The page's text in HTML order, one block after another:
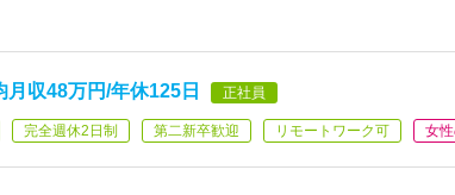
収48万円/年休125日 正社員
完全週休2日制 第二新卒歓迎 リモートワーク可 女